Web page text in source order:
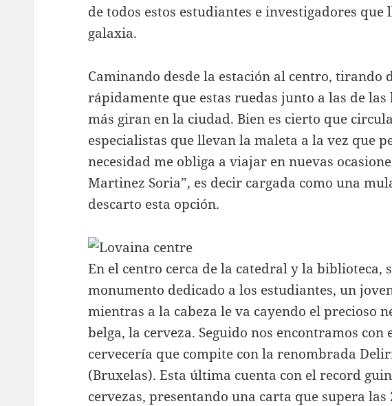
de todos estos estudiantes e investigadores que
galaxia.
Caminando desde la estación al centro, tirando
rápidamente que estas ruedas junto a las de las
más giran en la ciudad. Bien es cierto que
especialistas que llevan la maleta a la vez que
necesidad me obliga a viajar en nuevas
Martinez Soria”, es decir cargada como una
descarto esta opción.
En el centro cerca de la catedral y la biblioteca,
monumento dedicado a los estudiantes, un
mientras a la cabeza le va cayendo el precioso
belga, la cerveza. Seguido nos encontramos con
cervecería que compite con la renombrada
(Bruxelas). Esta última cuenta con el record
cervezas, presentando una carta que supera